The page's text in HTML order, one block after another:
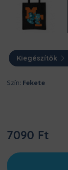
Kiegészítők
Szín: Fekete
7090 Ft